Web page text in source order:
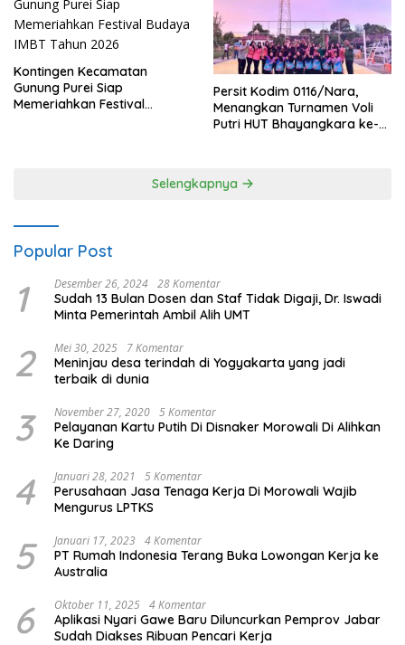
Kontingen Kecamatan
Gunung Purei Siap
Memeriahkan Festival
Persit Kodim 0116/Nara,
Menangkan Turnamen Voli
Putri HUT Bhayangkara ke-
Selengkapnya
Popular Post
1 Desember 26, 2024 28 Komentar
Sudah 13 Bulan Dosen dan Staf Tidak Digaji, Dr. Iswadi
Minta Pemerintah Ambil Alih UMT
2 Mei 30, 2025 7 Komentar
Meninjau desa terindah di Yogyakarta yang jadi
terbaik di dunia
3 November 27, 2020 5 Komentar
Pelayanan Kartu Putih Di Disnaker Morowali Di Alihkan
Ke Daring
4 Januari 28, 2021 5 Komentar
Perusahaan Jasa Tenaga Kerja Di Morowali Wajib
Mengurus LPTKS
5 Januari 17, 2023 4 Komentar
PT Rumah Indonesia Terang Buka Lowongan Kerja ke
Australia
6 Oktober 11, 2025 4 Komentar
Aplikasi Nyari Gawe Baru Diluncurkan Pemprov Jabar
Sudah Diakses Ribuan Pencari Kerja